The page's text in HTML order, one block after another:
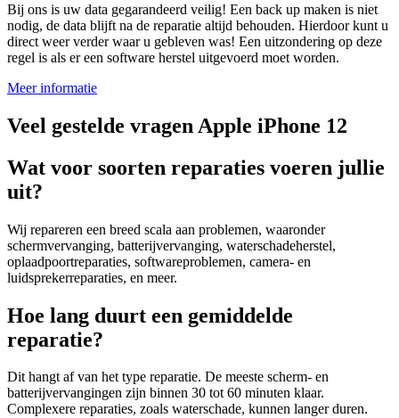
Bij ons is uw data gegarandeerd veilig! Een back up maken is niet
nodig, de data blijft na de reparatie altijd behouden. Hierdoor kunt u
direct weer verder waar u gebleven was! Een uitzondering op deze
regel is als er een software herstel uitgevoerd moet worden.
Meer informatie
Veel gestelde vragen Apple iPhone 12
Wat voor soorten reparaties voeren jullie
uit?
Wij repareren een breed scala aan problemen, waaronder
schermvervanging, batterijvervanging, waterschadeherstel,
oplaadpoortreparaties, softwareproblemen, camera- en
luidsprekerreparaties, en meer.
Hoe lang duurt een gemiddelde
reparatie?
Dit hangt af van het type reparatie. De meeste scherm- en
batterijvervangingen zijn binnen 30 tot 60 minuten klaar.
Complexere reparaties, zoals waterschade, kunnen langer duren.